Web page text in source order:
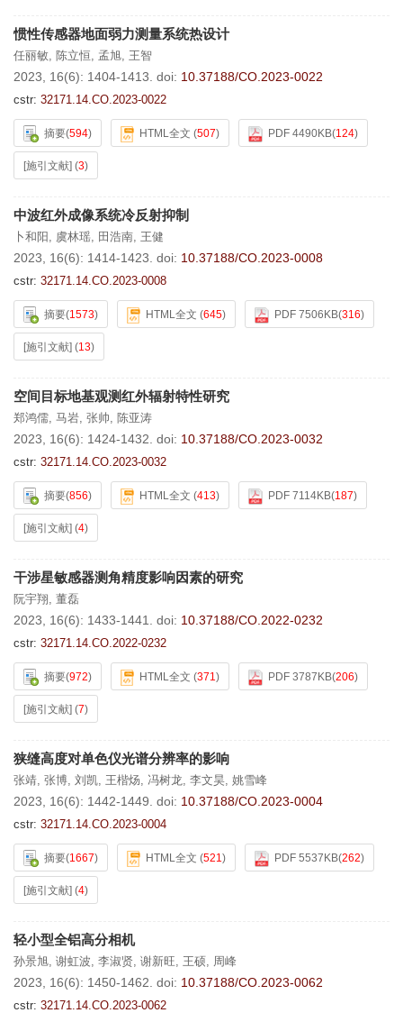
惯性传感器地面弱力测量系统热设计
任丽敏, 陈立恒, 孟旭, 王智
2023, 16(6): 1404-1413. doi: 10.37188/CO.2023-0022
cstr: 32171.14.CO.2023-0022
摘要(594) HTML全文 (507) PDF 4490KB(124)
[施引文献] (3)
中波红外成像系统冷反射抑制
卜和阳 , 虞林瑶, 田浩南, 王健
2023, 16(6): 1414-1423. doi: 10.37188/CO.2023-0008
cstr: 32171.14.CO.2023-0008
摘要(1573) HTML全文 (645) PDF 7506KB(316)
[施引文献] (13)
空间目标地基观测红外辐射特性研究
郑鸿儒, 马岩, 张帅, 陈亚涛
2023, 16(6): 1424-1432. doi: 10.37188/CO.2023-0032
cstr: 32171.14.CO.2023-0032
摘要(856) HTML全文 (413) PDF 7114KB(187)
[施引文献] (4)
干涉星敏感器测角精度影响因素的研究
阮宇翔, 董磊
2023, 16(6): 1433-1441. doi: 10.37188/CO.2022-0232
cstr: 32171.14.CO.2022-0232
摘要(972) HTML全文 (371) PDF 3787KB(206)
[施引文献] (7)
狭缝高度对单色仪光谱分辨率的影响
张靖, 张博, 刘凯, 王楷炀, 冯树龙, 李文昊, 姚雪峰
2023, 16(6): 1442-1449. doi: 10.37188/CO.2023-0004
cstr: 32171.14.CO.2023-0004
摘要(1667) HTML全文 (521) PDF 5537KB(262)
[施引文献] (4)
轻小型全铝高分相机
孙景旭, 谢虹波, 李淑贤, 谢新旺, 王硕, 周峰
2023, 16(6): 1450-1462. doi: 10.37188/CO.2023-0062
cstr: 32171.14.CO.2023-0062